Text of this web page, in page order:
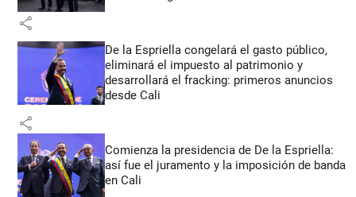
share
De la Espriella congelará el gasto público,
eliminará el impuesto al patrimonio y
desarrollará el fracking: primeros anuncios
desde Cali
share
Comienza la presidencia de De la Espriella:
así fue el juramento y la imposición de banda
en Cali